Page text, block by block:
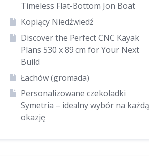
Timeless Flat-Bottom Jon Boat
Kopiący Niedźwiedź
Discover the Perfect CNC Kayak
Plans 530 x 89 cm for Your Next
Build
Łachów (gromada)
Personalizowane czekoladki
Symetria – idealny wybór na każdą
okazję